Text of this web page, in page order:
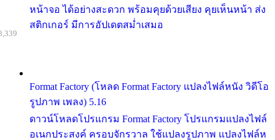
หน้าจอ ได้อย่างสะดวก พร้อมคุยด้วยเสียง คุยเห็นหน้า ส่ง
สติกเกอร์ มีการอัปเดตสม่ำเสมอ
Format Factory (โหลด Format Factory แปลงไฟล์หนัง วิดีโอ
รูปภาพ เพลง) 5.16
ดาวน์โหลดโปรแกรม Format Factory โปรแกรมแปลงไฟล์
อเนกประสงค์ ครอบจักรวาล ใช้แปลงรูปภาพ แปลงไฟล์ห